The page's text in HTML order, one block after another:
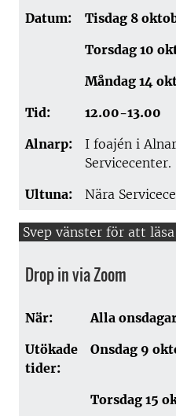
Datum:
Tisdag 8
Torsdag 10
Måndag 14
Tid:
12.00-13.00
Alnarp:
I foajén i
Servicecenter.
Ultuna:
Nära
Drop in via Zoom
När:
Alla
Utökade
tider:
Onsdag 9
Torsdag 15